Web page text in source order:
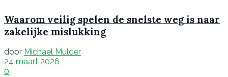
Waarom veilig spelen de snelste weg is naar
zakelijke mislukking
door Michael Mulder
24 maart 2026
0